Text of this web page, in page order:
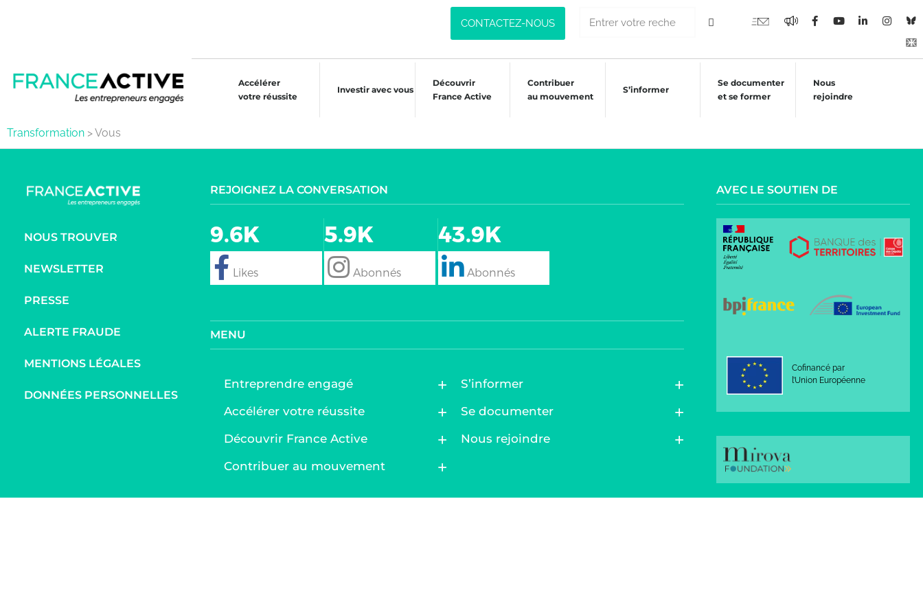
CONTACTEZ-NOUS
Accélérer
votre réussite
Investir avec vous
Découvrir
France Active
Contribuer
au mouvement
S’informer
Se documenter
et se former
Nous
rejoindre
Transformation >Vous
NOUS TROUVER
NEWSLETTER
PRESSE
ALERTE FRAUDE
MENTIONS LÉGALES
DONNÉES PERSONNELLES
REJOIGNEZ LA CONVERSATION
9.6K
follow
5.9K
follow
43.9K
Follow
MENU
Entreprendre engagé
Accélérer votre réussite
Découvrir France Active
Contribuer au mouvement
S’informer
Se documenter
Nous rejoindre
AVEC LE SOUTIEN DE
Cofinancé par
l’Union Européenne